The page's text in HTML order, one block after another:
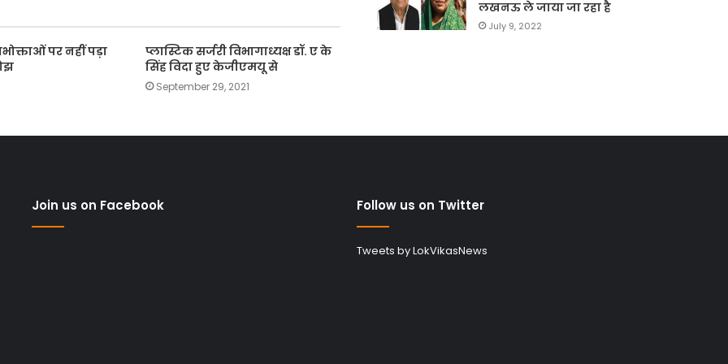
पर नहीं पड़ा
प्लास्टिक सर्जरी विभागाध्यक्ष डॉ. ए के
सिंह विदा हुए केजीएमयू से
September 29, 2021
लखनऊ ले जाया जा रहा है
July 9, 2022
Join us on Facebook Follow us on Twitter
Tweets by LokVikasNews